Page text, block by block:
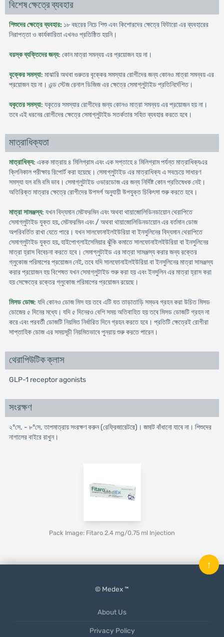
বিশেষ ক্ষেত্রে ব্যবহার
শিশুদের ক্ষেত্রে ব্যবহার: ১৮ বছরের নিচে শিশু এবং কিশোরদের ক্ষেত্রে ফিটারো এর ব্যবহারের
নিরাপত্তা ও কার্যকারিতা এখনও প্রতিষ্ঠিত হয়নি।
বয়স্ক ব্যক্তিদের জন্য: কোন মাত্রা সমন্বয় এর প্রয়োজন হয় না।
বৃক্কের সমস্যা: মাঝারি অথবা গুরুতর বৃক্কের সমস্যার রোগীদের জন্য কোনও মাত্রা সমন্বয় এর
প্রয়োজন হয় না। এন্ড স্টেজ রেনাল ডিজিজ এর ক্ষেত্রে সেমাগ্লুটাইড প্রতিনির্দেশিত।
যকৃতের সমস্যা: যকৃতের সমস্যার রোগীদের জন্য কোনও মাত্রা সমন্বয় এর প্রয়োজন হয় না।
তবে এই ধরনের রোগীদের ক্ষেত্রে সেমাগ্লুটাইড সতর্কতার সহিত ব্যবহার করতে হবে।
মাত্রাধিক্যতা
মাত্রাধিক্য: একক মাত্রায় ৪ মিলিগ্রাম এবং এক সপ্তাহে ৪ মিলিগ্রাম পর্যন্ত মাত্রাধিক্যএর
ক্লিনিকাল পরীক্ষায় রিপোর্ট করা হয়েছে। সেমাগ্লুটাইড এর মাত্রাধিক্য এ সবচেয়ে সাধারণ
সমস্যা হল বমি বমি ভাব। সেমাগ্লুটাইড ওভারডোজ এর জন্য নির্দিষ্ট কোন প্রতিষেধক নেই।
অতিরিক্ত মাত্রার ক্ষেত্রে রোগীদের উপসর্গ অনুযায়ী উপযুক্ত চিকিৎসা শুরু করতে হবে।
মাত্রা সামঞ্জস্য: যখন বিদ্যমান মেটফরমিন এবং অথবা থায়াজোলিডিনডায়োন থেরাপিতে
সেমাগ্লুটাইড যুক্ত হয়, মেটফরমিন এবং / অথবা থায়াজোলিডিনডায়োন এর বর্তমান ডোজ
অপরিবর্তিত রাখা যেতে পারে। যখন সালফোনাইলইউরিয়া বা ইনসুলিনের বিদ্যমান থেরাপিতে
সেমাগ্লুটাইড যুক্ত হয়, হাইপোগ্লাইসেমিয়ার ঝুঁকি কমাতে সালফোনাইলইউরিয়া বা ইনসুলিনের
মাত্রা হ্রাস বিবেচনা করতে হবে। সেমাগ্লুটাইড এর মাত্রা সামঞ্জস্য করার জন্য রক্তের
গ্লুকোজ পরিমাপের প্রয়োজন নেই, তবে যদি সালফোনাইলইউরিয়া বা ইনসুলিনের মাত্রা সামঞ্জস্য
করার প্রয়োজন হয় বিশেষত যখন সেমাগ্লুটাইড শুরু করা হয় এবং ইনসুলিন এর মাত্রা হ্রাস করা
হয় সেক্ষেত্রে রক্তের গ্লুকোজ পরিমাপের প্রয়োজন রয়েছে।
মিসড ডোজ: যদি কোনও ডোজ মিস হয় তবে এটি যত তাড়াতাড়ি সম্ভব গ্রহন করা উচিত মিসড
ডোজের ৫ দিনের মধ্যে। যদি ৫ দিনেরও বেশি সময় অতিবাহিত হয় তবে মিসড ডোজটি গ্রহন না
করে এবং পরবর্তী ডোজটি নিয়মিত নির্ধারিত দিনে গ্রহন করতে হবে। প্রতিটি ক্ষেত্রেই রোগীরা
সাপ্তাহিক ডোজ এর সময়সূচী নিয়মিতভাবে পুনরায় শুরু করতে পারেন।
থেরাপিউটিক ক্লাস
GLP-1 receptor agonists
সংরক্ষণ
২°সে. - ৮°সে. তাপমাত্রায় সংরক্ষণ করুন (রেফ্রিজারেটরে)। জমাট বাঁধানো যাবে না। শিশুদের
নাগালের বাইরে রাখুন।
Pack Image: Fitaro 2.4 mg/0.75 ml Injection
© Medex ™
About Us
Privacy Policy
↑